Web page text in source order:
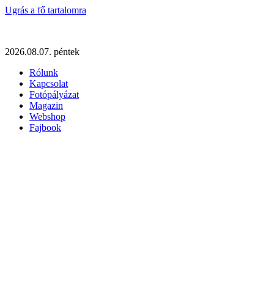
Ugrás a fő tartalomra
2026.08.07. péntek
Rólunk
Kapcsolat
Fotópályázat
Magazin
Webshop
Fajbook